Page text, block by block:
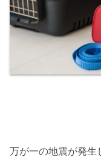
万が一の地震が発生